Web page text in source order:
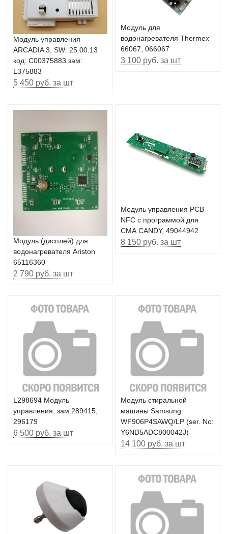
Модуль управления
ARCADIA 3, SW: 25.00.13
код: C00375883 зам:
L375883
5 450 руб. за шт
Модуль для
водонагревателя Thermex
66067, 066067
3 100 руб. за шт
Модуль (дисплей) для
водонагревателя Ariston
65116360
2 790 руб. за шт
Модуль управления PCB -
NFC с программой для
СМА CANDY, 49044942
8 150 руб. за шт
L298694 Модуль
управления, зам.289415,
296179
6 500 руб. за шт
Модуль стиральной
машины Samsung
WF906P4SAWQ/LP (ser. No:
Y6ND5ADC800042J)
14 100 руб. за шт